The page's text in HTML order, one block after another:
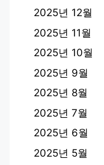
2025년 12월
2025년 11월
2025년 10월
2025년 9월
2025년 8월
2025년 7월
2025년 6월
2025년 5월